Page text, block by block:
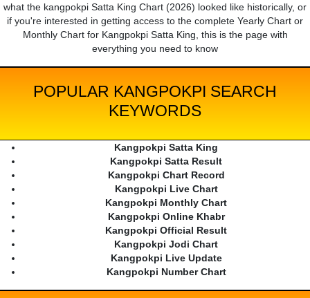
what the kangpokpi Satta King Chart (2026) looked like historically, or
if you're interested in getting access to the complete Yearly Chart or
Monthly Chart for Kangpokpi Satta King, this is the page with
everything you need to know
POPULAR KANGPOKPI SEARCH
KEYWORDS
Kangpokpi Satta King
Kangpokpi Satta Result
Kangpokpi Chart Record
Kangpokpi Live Chart
Kangpokpi Monthly Chart
Kangpokpi Online Khabr
Kangpokpi Official Result
Kangpokpi Jodi Chart
Kangpokpi Live Update
Kangpokpi Number Chart